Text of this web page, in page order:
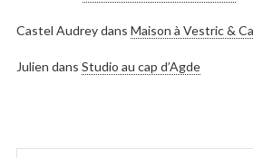
Castel Audreydans Maison à Vestric &
Julien dans Studio au cap d’Agde